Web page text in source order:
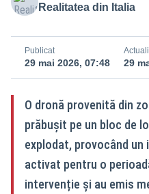
Realitatea din Italia
Publicat
29 mai 2026, 07:48 29
O dronă provenită din
prăbușit pe un bloc de
explodat, provocând
activat pentru o
intervenție și au emis